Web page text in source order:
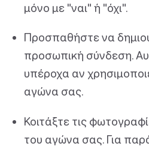
μόνο με "ναι" ή "όχι".
Προσπαθήστε να
προσωπική σύνδεση.
υπέροχα αν
αγώνα σας.
Κοιτάξτε τις
του αγώνα σας. Για